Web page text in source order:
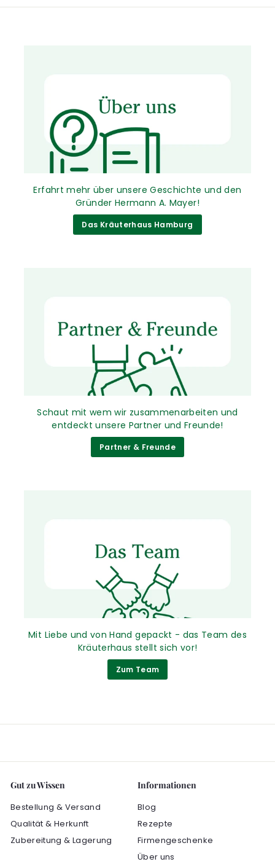
Erfahrt mehr über unsere Geschichte und den
Gründer Hermann A. Mayer!
Das Kräuterhaus Hamburg
Schaut mit wem wir zusammenarbeiten und
entdeckt unsere Partner und Freunde!
Partner & Freunde
Mit Liebe und von Hand gepackt - das Team des
Kräuterhaus stellt sich vor!
Zum Team
Gut zu Wissen
Bestellung & Versand
Qualität & Herkunft
Zubereitung & Lagerung
Informationen
Blog
Rezepte
Firmengeschenke
Über uns